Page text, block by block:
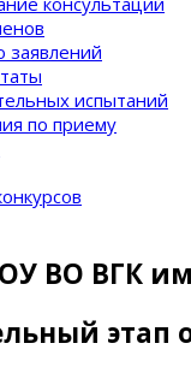
заявлений
испытаний
по приему
ВО ВГК
этап